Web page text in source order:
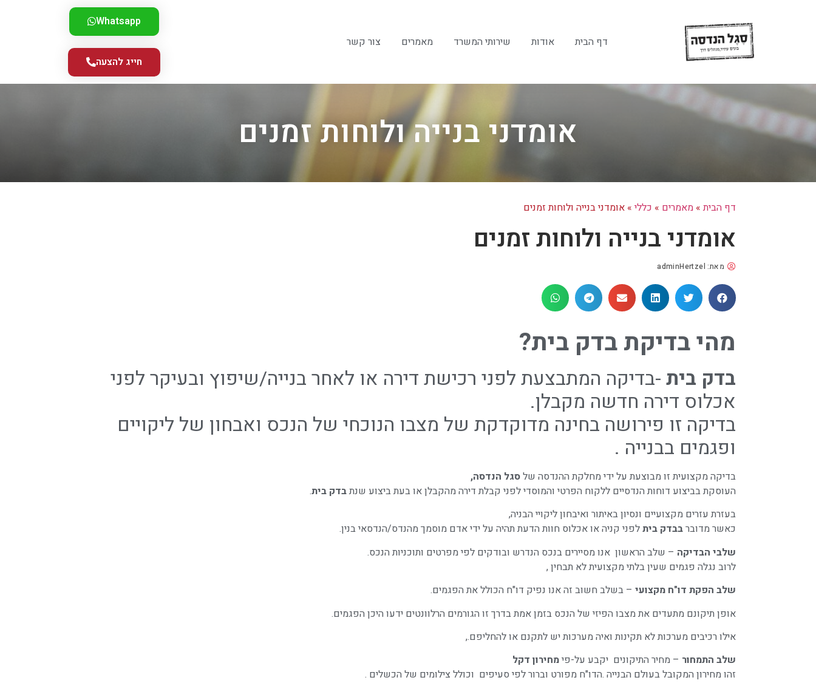
דף הבית אודות שירותי המשרד מאמרים צור קשר
Whatsapp
חייג להצעה
אומדני בנייה ולוחות זמנים
דף הבית» מאמרים » כללי » אומדני בנייה ולוחות זמנים
אומדני בנייה ולוחות זמנים
מאת: adminHertzel
מהי בדיקת בדק בית?
בדק בית-בדיקה המתבצעת לפני רכישת דירה או לאחר בנייה/שיפוץ ובעיקר לפני
אכלוס דירה חדשה מקבלן.
בדיקה זו פירושה בחינה מדוקדקת של מצבו הנוכחי של הנכס ואבחון של ליקויים
ופגמים בבנייה .
בדיקה מקצועית זו מבוצעת על ידי מחלקת ההנדסה שלסגל הנדסה,
העוסקת בביצוע דוחות הנדסיים ללקוח הפרטי והמוסדי לפני קבלת דירה מהקבלן או בעת ביצוע שנתבדק בית.
בעזרת עזרים מקצועיים ונסיון באיתור ואיבחון ליקויי הבניה,
כאשר מדוברבבדק ביתלפני קניה או אכלוס חוות הדעת תהיה על ידי אדם מוסמך מהנדס/הנדסאי בנין.
שלבי הבדיקה – שלב הראשון אנו מסיירים בנכס הנדרש ובודקים לפי מפרטים ותוכניות הנכס.
לרוב נגלה פגמים שעין בלתי מקצועית לא תבחין ,
שלב הפקת דו"ח מקצועי – בשלב חשוב זה אנו נפיק דו"ח הכולל את הפגמים.
אופן תיקונם מתעדים את מצבו הפיזי של הנכס בזמן אמת בדרך זו הגורמים הרלוונטים ידעו היכן הפגמים.
אילו רכיבים מערכות לא תקינות ואיה מערכות יש לתקנם או להחליפם.,
שלב התמחור – מחיר התיקונים יקבע על-פימחירון דקל
זהו מחירון המקובל בעולם הבנייה .הדו"ח מפורט וברור לפי סעיפים וכולל צילומים של הכשלים .